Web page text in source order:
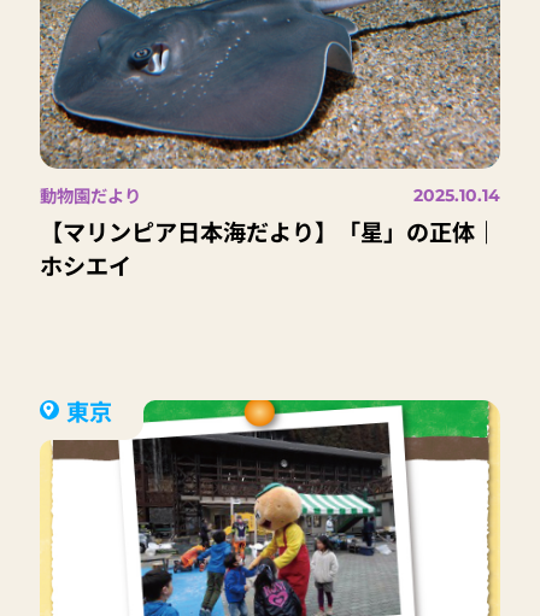
動物園だより 2025.10.14
【マリンピア日本海だより】「星」の正体｜
ホシエイ
東京